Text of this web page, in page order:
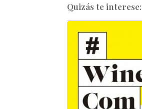
Quizás te interese: